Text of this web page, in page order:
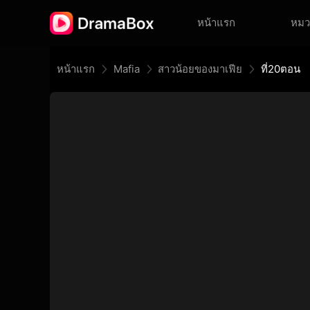
หน้าแรก หม
หน้าแรก Mafia สาวน้อยของมาเฟีย ที่20ตอน